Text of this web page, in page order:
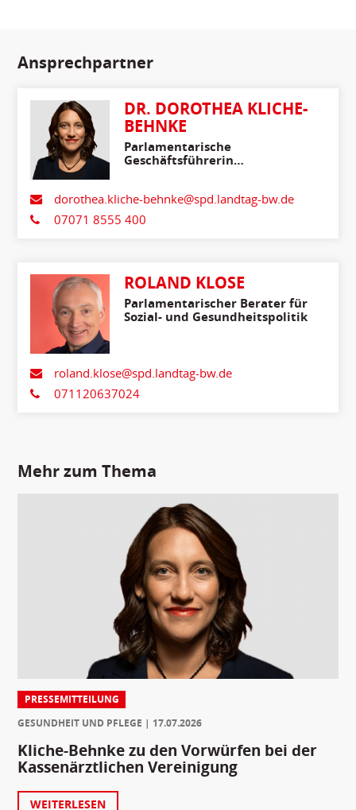
Ansprechpartner
DR. DOROTHEA KLICHE-
BEHNKE
Parlamentarische
Geschäftsführerin
dorothea.kliche-behnke@spd.landtag-bw.de
07071 8555 400
ROLAND KLOSE
Parlamentarischer Berater für
Sozial- und Gesundheitspolitik
roland.klose@spd.landtag-bw.de
071120637024
Mehr zum Thema
PRESSEMITTEILUNG
GESUNDHEIT UND PFLEGE
17.07.2026
Kliche-Behnke zu den Vorwürfen bei der
Kassenärztlichen Vereinigung
WEITERLESEN